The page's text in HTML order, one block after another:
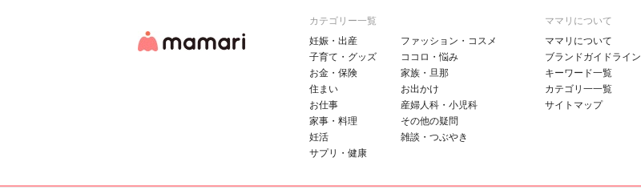
カテゴリー一覧
妊娠・出産
子育て・グッズ
お金・保険
住まい
お仕事
家事・料理
妊活
サプリ・健康
ファッション・コスメ
ココロ・悩み
家族・旦那
お出かけ
産婦人科・小児科
その他の疑問
雑談・つぶやき
ママリについて
ママリについて
ブランドガイドライン
キーワード一覧
カテゴリ一一覧
サイトマップ